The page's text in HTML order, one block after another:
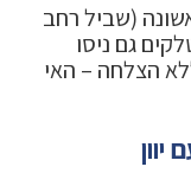
(שביל רחב
גם ניסו
הצלחה – האי